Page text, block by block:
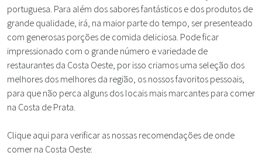
portuguesa. Para além dos sabores fantásticos e dos produtos de
grande qualidade, irá, na maior parte do tempo, ser presenteado
com generosas porções de comida deliciosa. Pode ficar
impressionado com o grande número e variedade de
restaurantes da Costa Oeste, por isso criamos uma seleção dos
melhores dos melhores da região, os nossos favoritos pessoais,
para que não perca alguns dos locais mais marcantes para comer
na Costa de Prata.
Clique aqui para verificar as nossas recomendações de onde
comer na Costa Oeste: